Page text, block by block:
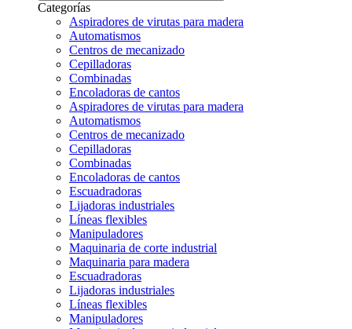
Categorías
Aspiradores de virutas para madera
Automatismos
Centros de mecanizado
Cepilladoras
Combinadas
Encoladoras de cantos
Aspiradores de virutas para madera
Automatismos
Centros de mecanizado
Cepilladoras
Combinadas
Encoladoras de cantos
Escuadradoras
Lijadoras industriales
Líneas flexibles
Manipuladores
Maquinaria de corte industrial
Maquinaria para madera
Escuadradoras
Lijadoras industriales
Líneas flexibles
Manipuladores